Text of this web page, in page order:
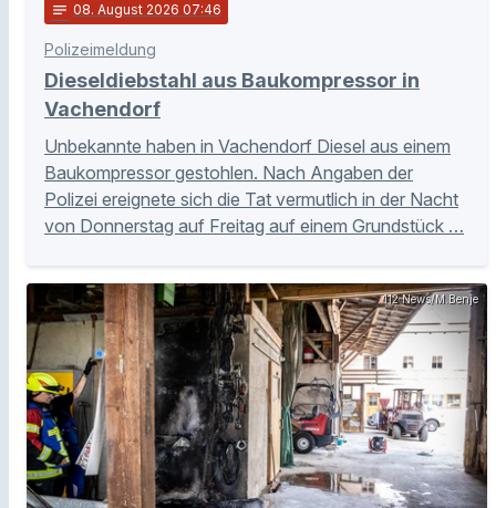
notes 08. August 2026 07:46
Polizeimeldung
Dieseldiebstahl aus Baukompressor in
Vachendorf
Unbekannte haben in Vachendorf Diesel aus einem
Baukompressor gestohlen. Nach Angaben der
Polizei ereignete sich die Tat vermutlich in der Nacht
von Donnerstag auf Freitag auf einem Grundstück …
112 News/M.Benje